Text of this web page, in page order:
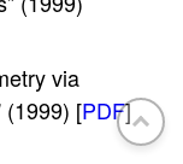
via
(1999) [PDF]